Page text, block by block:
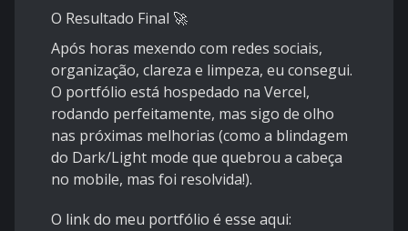
O Resultado Final 🚀
Após horas mexendo com redes sociais,
organização, clareza e limpeza, eu consegui.
O portfólio está hospedado na Vercel,
rodando perfeitamente, mas sigo de olho
nas próximas melhorias (como a blindagem
do Dark/Light mode que quebrou a cabeça
no mobile, mas foi resolvida!).
O link do meu portfólio é esse aqui: